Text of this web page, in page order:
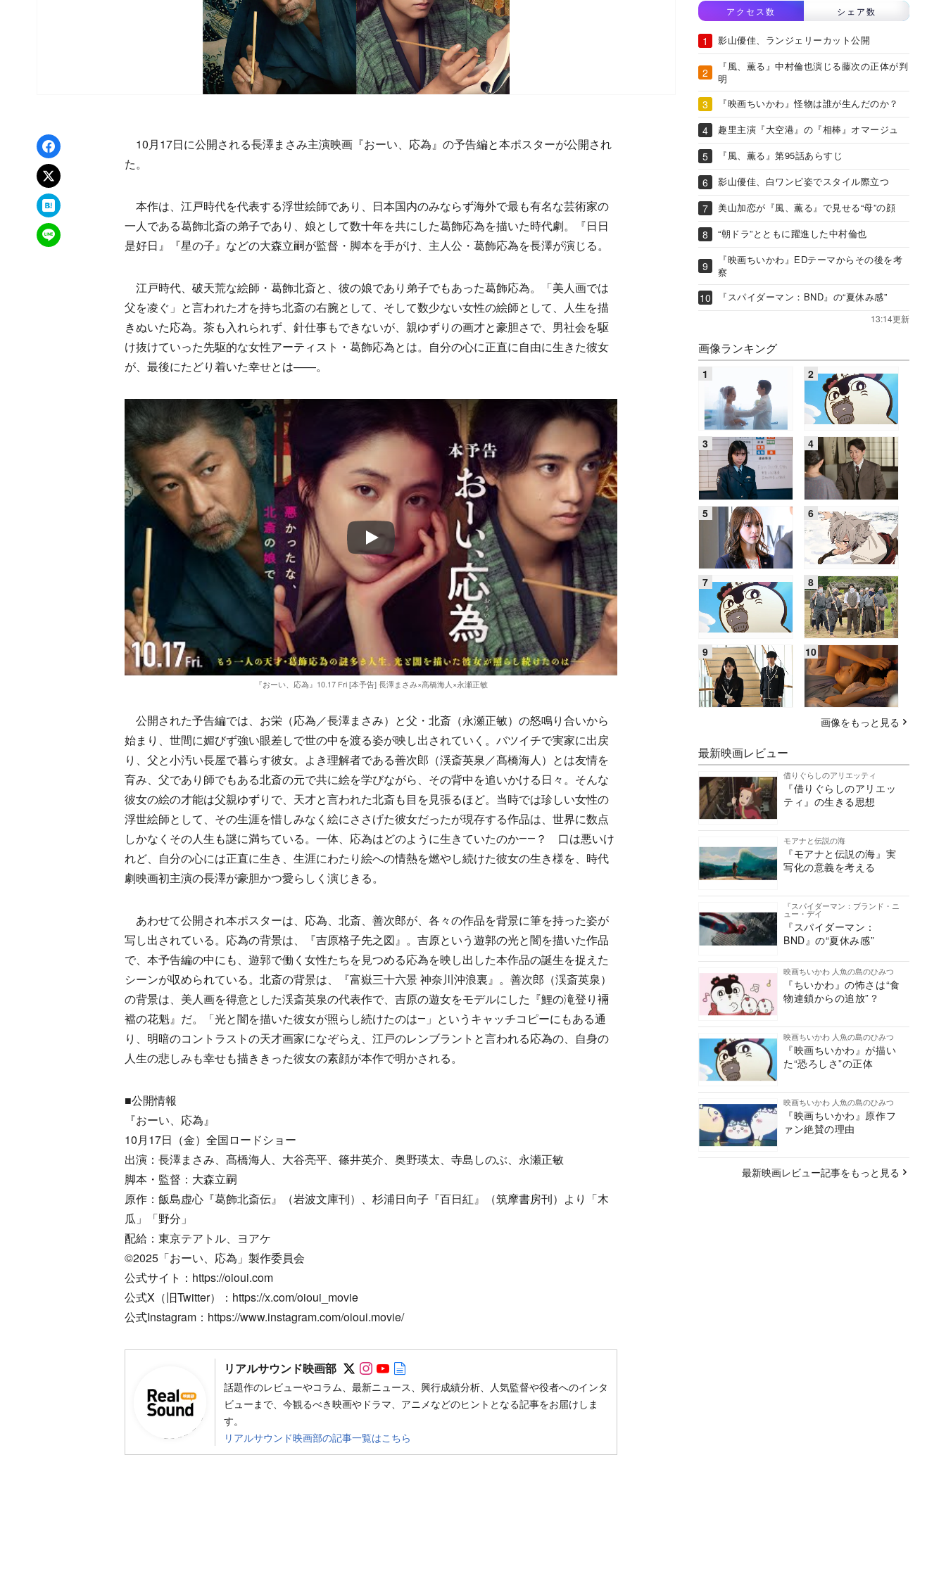
Facebookでシェア
xでポスト
はてなブックマーク
LINEで送る
10月17日に公開される長澤まさみ主演映画『おーい、応為』の予告編と本ポスターが公開され
た。
本作は、江戸時代を代表する浮世絵師であり、日本国内のみならず海外で最も有名な芸術家の
一人である葛飾北斎の弟子であり、娘として数十年を共にした葛飾応為を描いた時代劇。『日日
是好日』『星の子』などの大森立嗣が監督・脚本を手がけ、主人公・葛飾応為を長澤が演じる。
江戸時代、破天荒な絵師・葛飾北斎と、彼の娘であり弟子でもあった葛飾応為。「美人画では
父を凌ぐ」と言われた才を持ち北斎の右腕として、そして数少ない女性の絵師として、人生を描
きぬいた応為。茶も入れられず、針仕事もできないが、親ゆずりの画才と豪胆さで、男社会を駆
け抜けていった先駆的な女性アーティスト・葛飾応為とは。自分の心に正直に自由に生きた彼女
が、最後にたどり着いた幸せとは——。
『おーい、応為』10.17 Fri [本予告] 長澤まさみ×髙橋海人×永瀬正敏
公開された予告編では、お栄（応為／長澤まさみ）と父・北斎（永瀬正敏）の怒鳴り合いから
始まり、世間に媚びず強い眼差しで世の中を渡る姿が映し出されていく。バツイチで実家に出戻
り、父と小汚い長屋で暮らす彼女。よき理解者である善次郎（渓斎英泉／髙橋海人）とは友情を
育み、父であり師でもある北斎の元で共に絵を学びながら、その背中を追いかける日々。そんな
彼女の絵の才能は父親ゆずりで、天才と言われた北斎も目を見張るほど。当時では珍しい女性の
浮世絵師として、その生涯を惜しみなく絵にささげた彼女だったが現存する作品は、世界に数点
しかなくその人生も謎に満ちている。一体、応為はどのように生きていたのか――？ 口は悪いけ
れど、自分の心には正直に生き、生涯にわたり絵への情熱を燃やし続けた彼女の生き様を、時代
劇映画初主演の長澤が豪胆かつ愛らしく演じきる。
あわせて公開され本ポスターは、応為、北斎、善次郎が、各々の作品を背景に筆を持った姿が
写し出されている。応為の背景は、『吉原格子先之図』。吉原という遊郭の光と闇を描いた作品
で、本予告編の中にも、遊郭で働く女性たちを見つめる応為を映し出した本作品の誕生を捉えた
シーンが収められている。北斎の背景は、『富嶽三十六景 神奈川沖浪裏』。善次郎（渓斎英泉）
の背景は、美人画を得意とした渓斎英泉の代表作で、吉原の遊女をモデルにした『鯉の滝登り裲
襠の花魁』だ。「光と闇を描いた彼女が照らし続けたのは―」というキャッチコピーにもある通
り、明暗のコントラストの天才画家になぞらえ、江戸のレンブラントと言われる応為の、自身の
人生の悲しみも幸せも描ききった彼女の素顔が本作で明かされる。
■公開情報
『おーい、応為』
10月17日（金）全国ロードショー
出演：長澤まさみ、髙橋海人、大谷亮平、篠井英介、奥野瑛太、寺島しのぶ、永瀬正敏
脚本・監督：大森立嗣
原作：飯島虚心『葛飾北斎伝』（岩波文庫刊）、杉浦日向子『百日紅』（筑摩書房刊）より「木
瓜」「野分」
配給：東京テアトル、ヨアケ
©︎2025「おーい、応為」製作委員会
公式サイト：https://oioui.com
公式X（旧Twitter）：https://x.com/oioui_movie
公式Instagram：https://www.instagram.com/oioui.movie/
リアルサウンド映画部 Follow on SNS
Follow on SNS
Follow on SNS
話題作のレビューやコラム、最新ニュース、興行成績分析、人気監督や役者へのインタ
ビューまで、今観るべき映画やドラマ、アニメなどのヒントとなる記事をお届けしま
す。
リアルサウンド映画部の記事一覧はこちら
アクセス数 シェア数
影山優佳、ランジェリーカット公開
『風、薫る』中村倫也演じる藤次の正体が判
明
『映画ちいかわ』怪物は誰が生んだのか？
趣里主演『大空港』の『相棒』オマージュ
『風、薫る』第95話あらすじ
影山優佳、白ワンピ姿でスタイル際立つ
美山加恋が『風、薫る』で見せる“母”の顔
“朝ドラ”とともに躍進した中村倫也
『映画ちいかわ』EDテーマからその後を考
察
『スパイダーマン：BND』の“夏休み感”
13:14更新
画像ランキング
画像をもっと見る
最新映画レビュー
借りぐらしのアリエッティ
『借りぐらしのアリエッ
ティ』の生きる思想
モアナと伝説の海
『モアナと伝説の海』実
写化の意義を考える
『スパイダーマン：ブランド・ニ
ュー・デイ
『スパイダーマン：
BND』の“夏休み感”
映画ちいかわ 人魚の島のひみつ
『ちいかわ』の怖さは“食
物連鎖からの追放”？
映画ちいかわ 人魚の島のひみつ
『映画ちいかわ』が描い
た“恐ろしさ”の正体
映画ちいかわ 人魚の島のひみつ
『映画ちいかわ』原作フ
ァン絶賛の理由
最新映画レビュー記事をもっと見る